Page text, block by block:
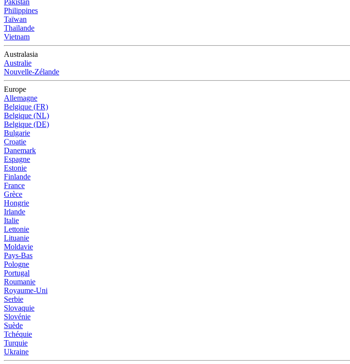
Philippines
Taïwan
Thaïlande
Vietnam
Australasia
Australie
Nouvelle-Zélande
Europe
Allemagne
Belgique (FR)
Belgique (NL)
Belgique (DE)
Bulgarie
Croatie
Danemark
Espagne
Estonie
Finlande
France
Grèce
Hongrie
Irlande
Italie
Lettonie
Lituanie
Moldavie
Pays-Bas
Pologne
Portugal
Roumanie
Royaume-Uni
Serbie
Slovaquie
Slovénie
Suède
Tchéquie
Turquie
Ukraine